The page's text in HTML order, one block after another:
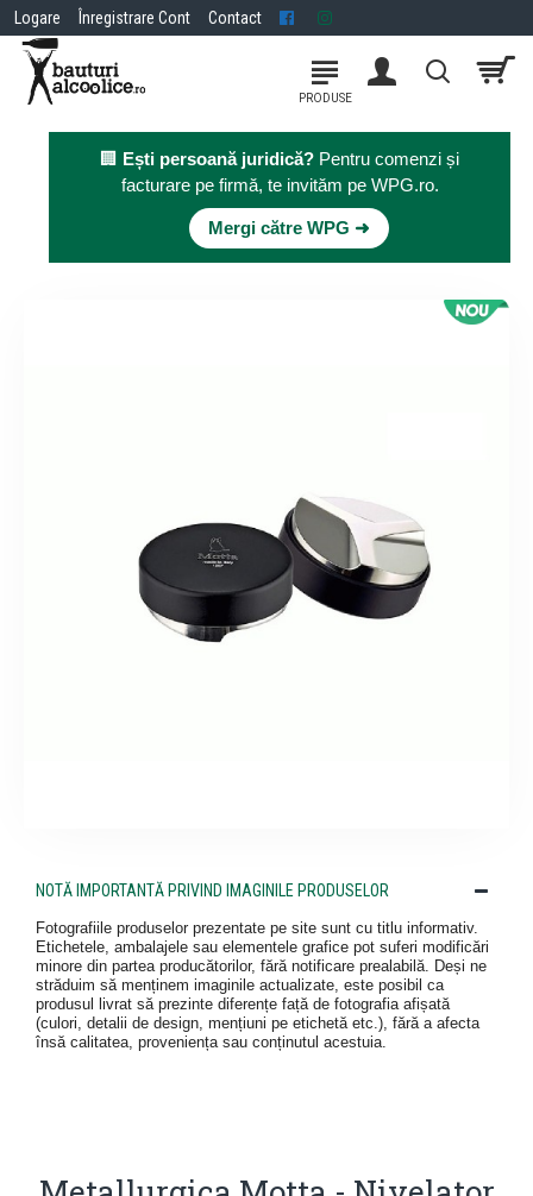
Logare Înregistrare Cont Contact
🏢 Ești persoană juridică? Pentru comenzi și
facturare pe firmă, te invităm pe WPG.ro.
Mergi către WPG ➜
NOTĂ IMPORTANTĂ PRIVIND IMAGINILE PRODUSELOR
Fotografiile produselor prezentate pe site sunt cu titlu informativ.
Etichetele, ambalajele sau elementele grafice pot suferi modificări
minore din partea producătorilor, fără notificare prealabilă. Deși ne
străduim să menținem imaginile actualizate, este posibil ca
produsul livrat să prezinte diferențe față de fotografia afișată
(culori, detalii de design, mențiuni pe etichetă etc.), fără a afecta
însă calitatea, proveniența sau conținutul acestuia.